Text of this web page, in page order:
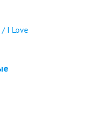
/ I Love